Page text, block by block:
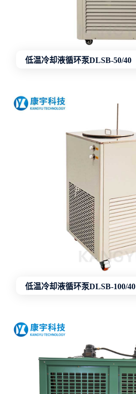
低温冷却液循环泵DLSB-50/40
低温冷却液循环泵DLSB-100/40